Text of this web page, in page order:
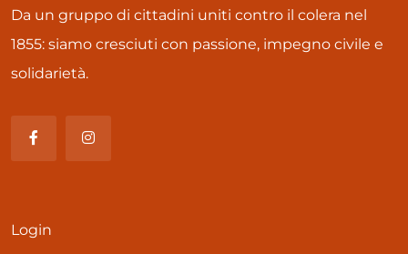
Da un gruppo di cittadini uniti contro il colera nel
1855: siamo cresciuti con passione, impegno civile e
solidarietà.
Login